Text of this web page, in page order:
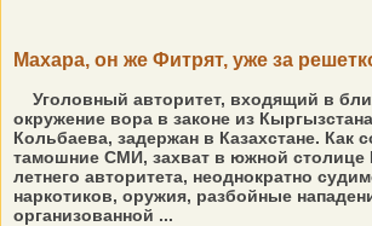
Махара, он же Фитрят, уже за
Уголовный авторитет, входящий в
окружение вора в законе из
Кольбаева, задержан в Казахстане. Как
тамошние СМИ, захват в южной столице
летнего авторитета, неоднократно
наркотиков, оружия, разбойные
организованной ...